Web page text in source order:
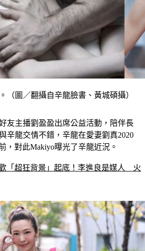
（圖／翻攝自辛龍臉書、黃城碩攝）
友主播劉盈盈出席公益活動，陪伴長
辛龍交情不錯，辛龍在愛妻劉真2020
，對此Makiyo曝光了辛龍近況。
「超狂背景」起底！李進良是媒人　火